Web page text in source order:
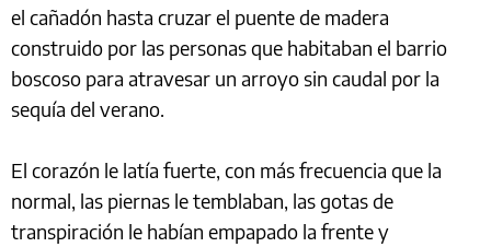
el cañadón hasta cruzar el puente de madera
construido por las personas que habitaban el barrio
boscoso para atravesar un arroyo sin caudal por la
sequía del verano.
El corazón le latía fuerte, con más frecuencia que la
normal, las piernas le temblaban, las gotas de
transpiración le habían empapado la frente y